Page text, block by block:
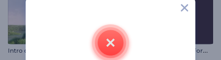
Intro de huevo de Pascua agrietado L
ogo - Transformación de Formas